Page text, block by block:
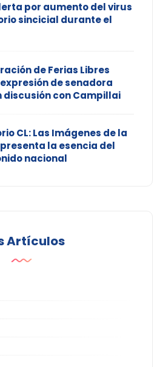
por aumento del virus
sincicial durante el
de Ferias Libres
de senadora
discusión con Campillai
CL: Las Imágenes de la
la esencia del
nacional
Artículos